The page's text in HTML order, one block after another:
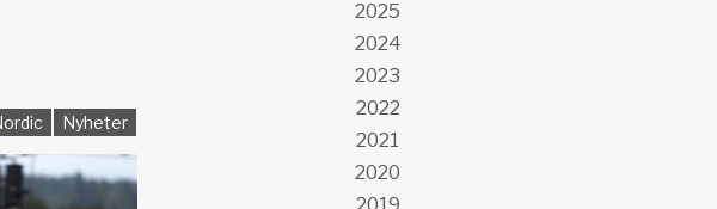
Nyheter
2025
2024
2023
2022
2021
2020